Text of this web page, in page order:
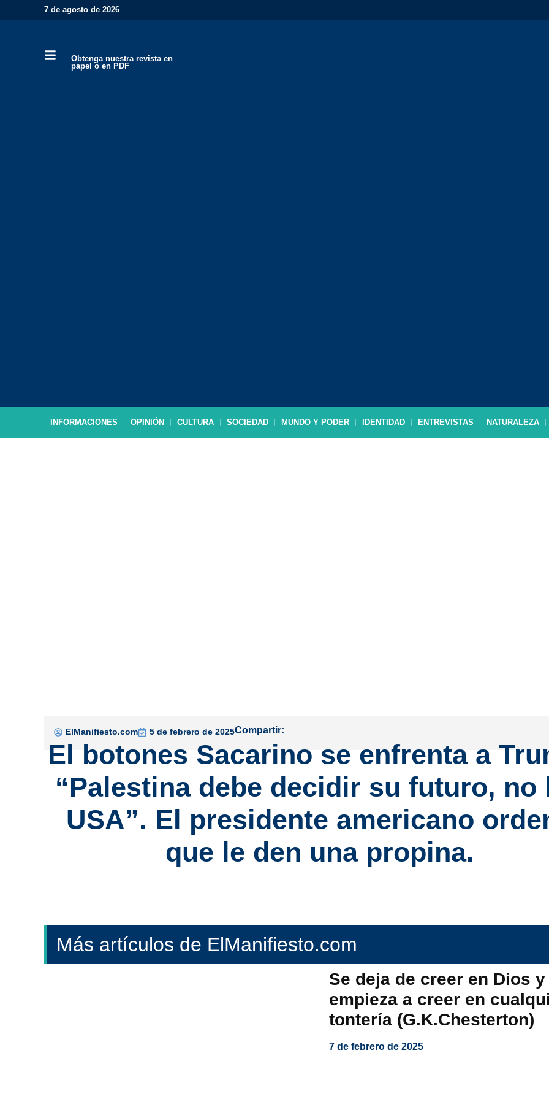
7 de agosto de 2026
Obtenga nuestra revista en
papel o en PDF
INFORMACIONES OPINIÓN CULTURA SOCIEDAD MUNDO Y PODER IDENTIDAD ENTREVISTAS NATURALEZA
ElManifiesto.com 5 de febrero de 2025Compartir:
El botones Sacarino se enfrenta a
“Palestina debe decidir su futuro, no
USA”. El presidente americano
que le den una propina.
Más artículos de ElManifiesto.com
Se deja de creer en Dios y
empieza a creer en
tontería (G.K.Chesterton)
7 de febrero de 2025